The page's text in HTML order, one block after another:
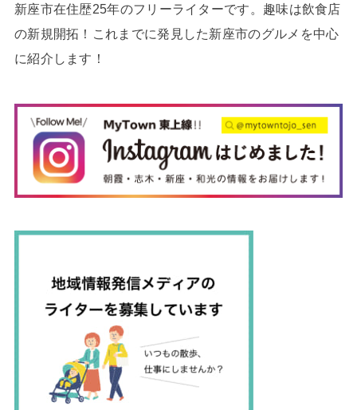
新座市在住歴25年のフリーライターです。趣味は飲食店
の新規開拓！これまでに発見した新座市のグルメを中心
に紹介します！